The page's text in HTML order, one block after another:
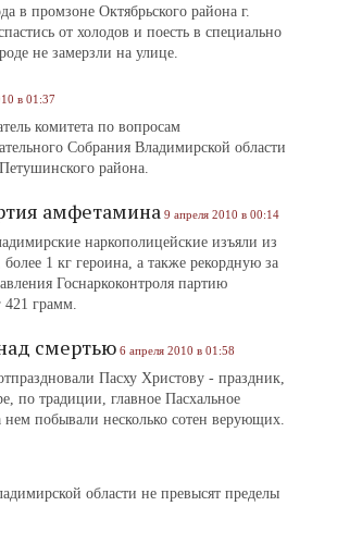
в промзоне Октябрьского района г.
от холодов и поесть в специально
не замерзли на улице.
в 01:37
комитета по вопросам
Собрания Владимирской области
района.
амфетамина 9 апреля 2010 в 00:14
наркополицейские изъяли из
1 кг героина, а также рекордную за
Госнаркоконтроля партию
421 грамм.
смертью 6 апреля 2010 в 01:58
Пасху Христову ‑ праздник,
по традиции, главное Пасхальное
побывали несколько сотен верующих.
области не превысят пределы